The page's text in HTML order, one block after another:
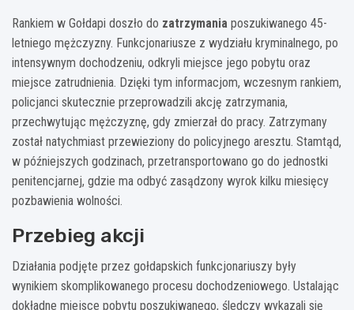
Rankiem w Gołdapi doszło do zatrzymania poszukiwanego 45-
letniego mężczyzny. Funkcjonariusze z wydziału kryminalnego, po
intensywnym dochodzeniu, odkryli miejsce jego pobytu oraz
miejsce zatrudnienia. Dzięki tym informacjom, wczesnym rankiem,
policjanci skutecznie przeprowadzili akcję zatrzymania,
przechwytując mężczyznę, gdy zmierzał do pracy. Zatrzymany
został natychmiast przewieziony do policyjnego aresztu. Stamtąd,
w późniejszych godzinach, przetransportowano go do jednostki
penitencjarnej, gdzie ma odbyć zasądzony wyrok kilku miesięcy
pozbawienia wolności.
Przebieg akcji
Działania podjęte przez gołdapskich funkcjonariuszy były
wynikiem skomplikowanego procesu dochodzeniowego. Ustalając
dokładne miejsce pobytu poszukiwanego, śledczy wykazali się